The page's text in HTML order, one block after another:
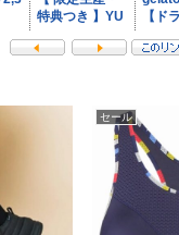
セール